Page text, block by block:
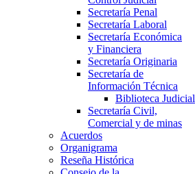
Secretaría Penal
Secretaría Laboral
Secretaría Económica
y Financiera
Secretaría Originaria
Secretaría de
Información Técnica
Biblioteca Judicial
Secretaría Civil,
Comercial y de minas
Acuerdos
Organigrama
Reseña Histórica